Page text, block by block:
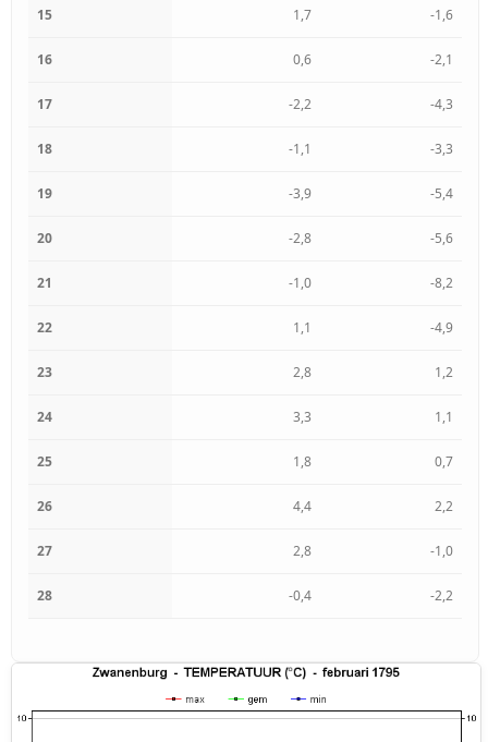
15 1,7 -1,6
16 0,6 -2,1
17 -2,2 -4,3
18 -1,1 -3,3
19 -3,9 -5,4
20 -2,8 -5,6
21 -1,0 -8,2
22 1,1 -4,9
23 2,8 1,2
24 3,3 1,1
25 1,8 0,7
26 4,4 2,2
27 2,8 -1,0
28 -0,4 -2,2